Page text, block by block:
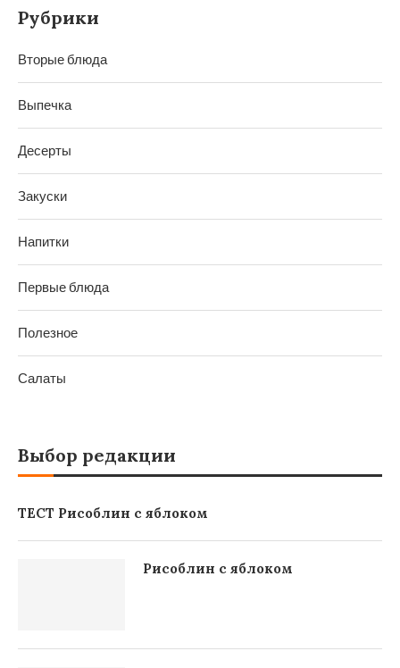
Рубрики
Вторые блюда
Выпечка
Десерты
Закуски
Напитки
Первые блюда
Полезное
Салаты
Выбор редакции
ТЕСТ Рисоблин с яблоком
Рисоблин с яблоком